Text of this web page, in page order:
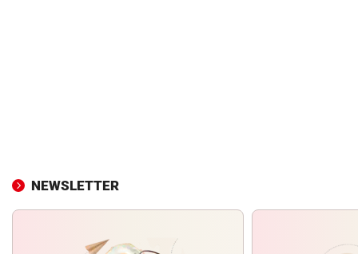
NEWSLETTER